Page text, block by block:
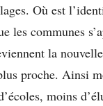
Où est
les communes
la
proche. Ainsi
moins